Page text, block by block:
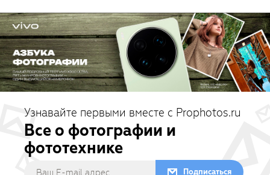
Узнавайте первыми вместе с Prophotos.ru
Все о фотографии и
фототехнике
Подписаться